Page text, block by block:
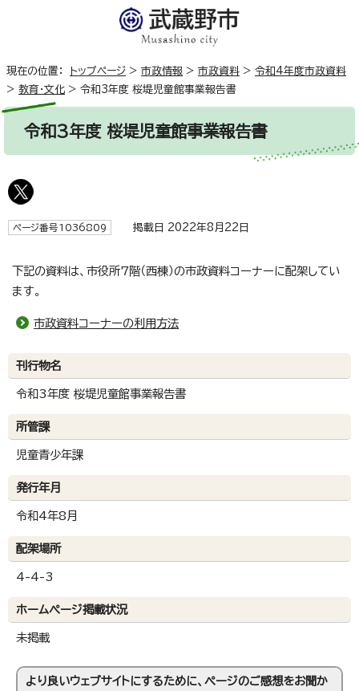
現在の位置： トップページ > 市政情報 > 市政資料 > 令和4年度市政資料
> 教育・文化 > 令和3年度 桜堤児童館事業報告書
令和3年度 桜堤児童館事業報告書
ページ番号1036809 掲載日 2022年8月22日
下記の資料は、市役所7階（西棟）の市政資料コーナーに配架してい
ます。
市政資料コーナーの利用方法
刊行物名
令和3年度 桜堤児童館事業報告書
所管課
児童青少年課
発行年月
令和4年8月
配架場所
4-4-3
ホームページ掲載状況
未掲載
より良いウェブサイトにするために、ページのご感想をお聞か